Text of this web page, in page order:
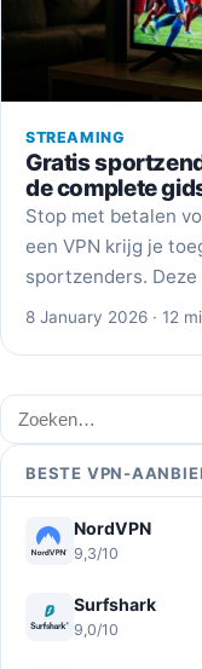
STREAMING
Gratis
de complete
Stop met betalen
een VPN krijg je
sportzenders.
8 January 2026 · 12
Zoeken
BESTE VPN-
NordVPN
9,3/10
Surfshark
9,0/10